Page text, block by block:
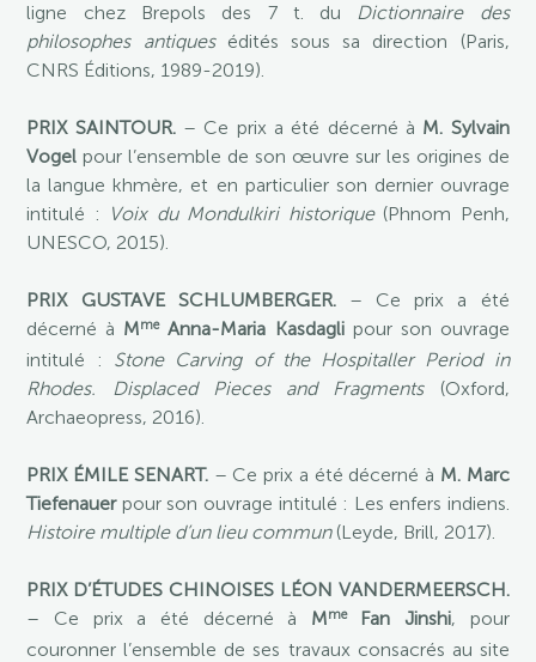
ligne chez Brepols des 7 t. du Dictionnaire des
philosophes antiquesédités sous sa direction (Paris,
CNRS Éditions, 1989-2019).
PRIX SAINTOUR.– Ce prix a été décerné à M. Sylvain
Vogel pour l’ensemble de son œuvre sur les origines de
la langue khmère, et en particulier son dernier ouvrage
intitulé :
Voix du Mondulkiri historique(Phnom Penh,
UNESCO, 2015).
PRIX GUSTAVE SCHLUMBERGER.– Ce prix a été
décerné à MmeAnna-Maria Kasdaglipour son ouvrage
intitulé : Stone Carving of the Hospitaller Period in
Rhodes. Displaced Pieces and Fragments(Oxford,
Archaeopress, 2016).
PRIX ÉMILE SENART.– Ce prix a été décerné à M. Marc
Tiefenauerpour son ouvrage intitulé : Les enfers indiens.
Histoire multiple d’un lieu commun(Leyde, Brill, 2017).
PRIX D’ÉTUDES CHINOISES LÉON VANDERMEERSCH.
– Ce prix a été décerné à MmeFan Jinshi, pour
couronner l’ensemble de ses travaux consacrés au site